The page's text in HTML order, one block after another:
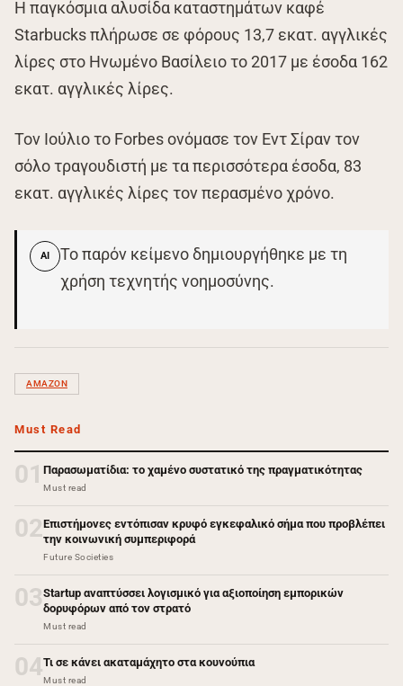
Η παγκόσμια αλυσίδα καταστημάτων καφέ
Starbucks πλήρωσε σε φόρους 13,7 εκατ. αγγλικές
λίρες στο Ηνωμένο Βασίλειο το 2017 με έσοδα 162
εκατ. αγγλικές λίρες.
Τον Ιούλιο το Forbes ονόμασε τον Εντ Σίραν τον
σόλο τραγουδιστή με τα περισσότερα έσοδα, 83
εκατ. αγγλικές λίρες τον περασμένο χρόνο.
AI
Το παρόν κείμενο δημιουργήθηκε με τη
χρήση τεχνητής νοημοσύνης.
AMAZON
Must Read
01 Παρασωματίδια: το χαμένο συστατικό της πραγματικότητας
Must read
02Επιστήμονες εντόπισαν κρυφό εγκεφαλικό σήμα που προβλέπει
την κοινωνική συμπεριφορά
Future Societies
03Startup αναπτύσσει λογισμικό για αξιοποίηση εμπορικών
δορυφόρων από τον στρατό
Must read
04Τι σε κάνει ακαταμάχητο στα κουνούπια
Must read